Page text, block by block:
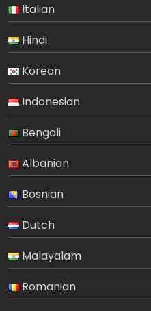
Italian
Hindi
Korean
Indonesian
Bengali
Albanian
Bosnian
Dutch
Malayalam
Romanian